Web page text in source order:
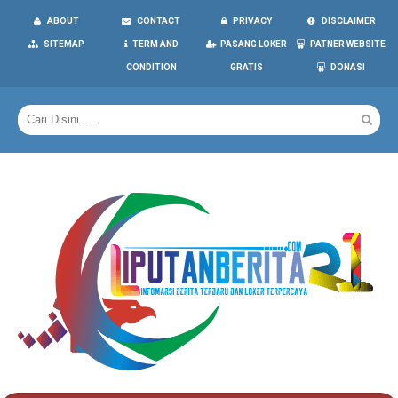
ABOUT CONTACT PRIVACY DISCLAIMER
SITEMAP TERM AND
CONDITION
PASANG LOKER
GRATIS
PATNER WEBSITE
DONASI